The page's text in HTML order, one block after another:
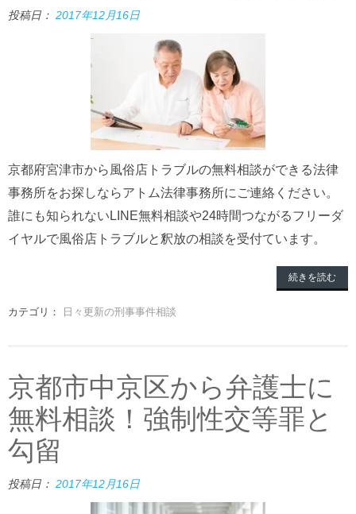
投稿日： 2017年12月16日
京都府宮津市から風俗店トラブルの無料相談ができる法律
事務所をお探しならアトム法律事務所にご連絡ください。
誰にも知られないLINE無料相談や24時間つながるフリーダ
イヤルで風俗店トラブルと釈放の相談を受付ています。
続きを読む
カテゴリ： 日々更新の刑事事件相談
京都市中京区から弁護士に
無料相談！強制性交等罪と
勾留
投稿日： 2017年12月16日